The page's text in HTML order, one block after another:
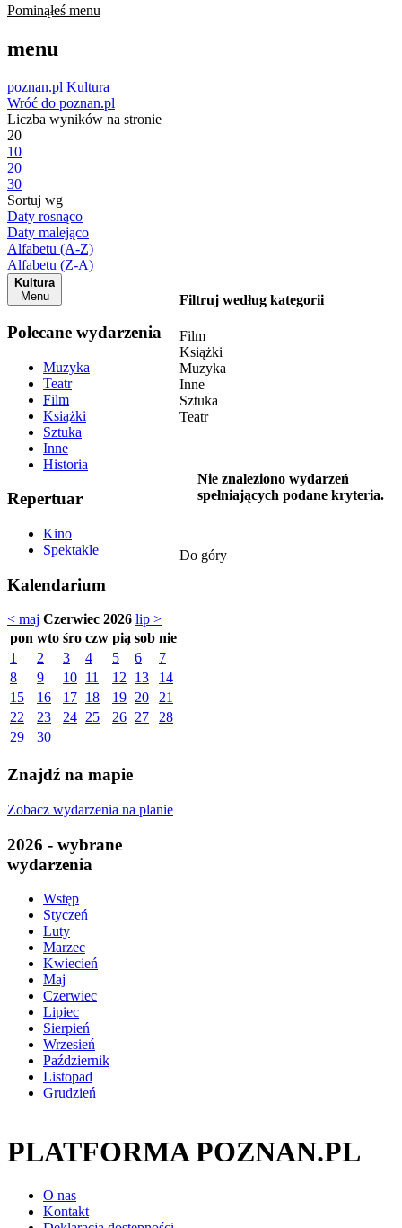
Pominąłeś menu
menu
poznan.pl Kultura
Wróć do poznan.pl
Liczba wyników na stronie
20
10
20
30
Sortuj wg
Daty rosnąco
Daty malejąco
Alfabetu (A-Z)
Alfabetu (Z-A)
Kultura
Menu
Polecane wydarzenia
Muzyka
Teatr
Film
Książki
Sztuka
Inne
Historia
Repertuar
Kino
Spektakle
Kalendarium
< maj Czerwiec 2026 lip >
pon wto śro czw pią sob nie
1
2 3 4 5 6
7
8
9 10 11 12 13
14
15
16 17 18 19 20
21
22
23 24 25 26 27
28
29
30
Znajdź na mapie
Zobacz wydarzenia na planie
2026 - wybrane
wydarzenia
Wstęp
Styczeń
Luty
Marzec
Kwiecień
Maj
Czerwiec
Lipiec
Sierpień
Wrzesień
Październik
Listopad
Grudzień
Filtruj według kategorii
Film
Książki
Muzyka
Inne
Sztuka
Teatr
Nie znaleziono wydarzeń
spełniających podane kryteria.
Do góry
PLATFORMA POZNAN.PL
O nas
Kontakt